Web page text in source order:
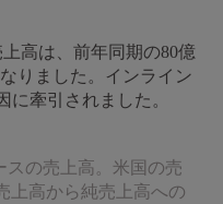
高は、前年同期の80億
りました。インライン
に牽引されました。
スの売上高。米国の売
上高から純売上高への